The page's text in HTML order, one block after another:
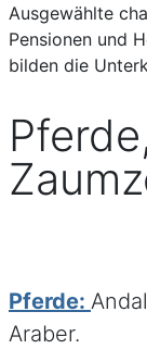
Ausgewählte
Pensionen und
bilden die
Pferde:
Araber.